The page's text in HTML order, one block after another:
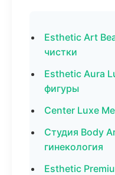
Esthetic Art
чистки
Esthetic Aura
фигуры
Center Luxe
Студия Body
гинекология
Esthetic